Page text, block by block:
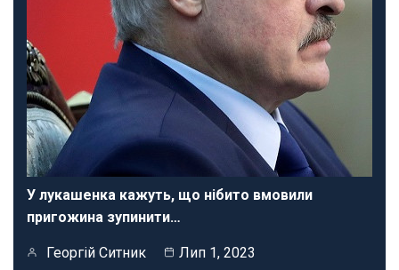
У лукашенка кажуть, що нібито вмовили
пригожина зупинити…
Георгій Ситник Лип 1, 2023